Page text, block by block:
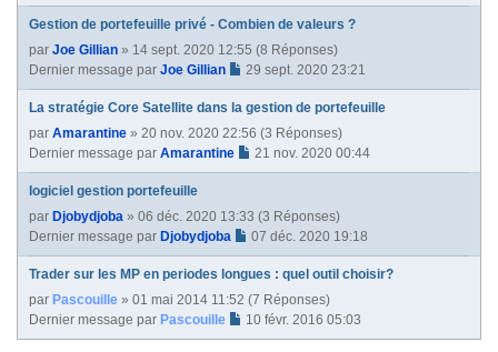
Gestion de portefeuille privé - Combien de valeurs ?
par Joe Gillian » 14 sept. 2020 12:55 (8 Réponses)
Dernier message par Joe Gillian 29 sept. 2020 23:21
La stratégie Core Satellite dans la gestion de portefeuille
par Amarantine » 20 nov. 2020 22:56 (3 Réponses)
Dernier message par Amarantine 21 nov. 2020 00:44
logiciel gestion portefeuille
par Djobydjoba » 06 déc. 2020 13:33 (3 Réponses)
Dernier message par Djobydjoba 07 déc. 2020 19:18
Trader sur les MP en periodes longues : quel outil choisir?
par Pascouille » 01 mai 2014 11:52 (7 Réponses)
Dernier message par Pascouille 10 févr. 2016 05:03